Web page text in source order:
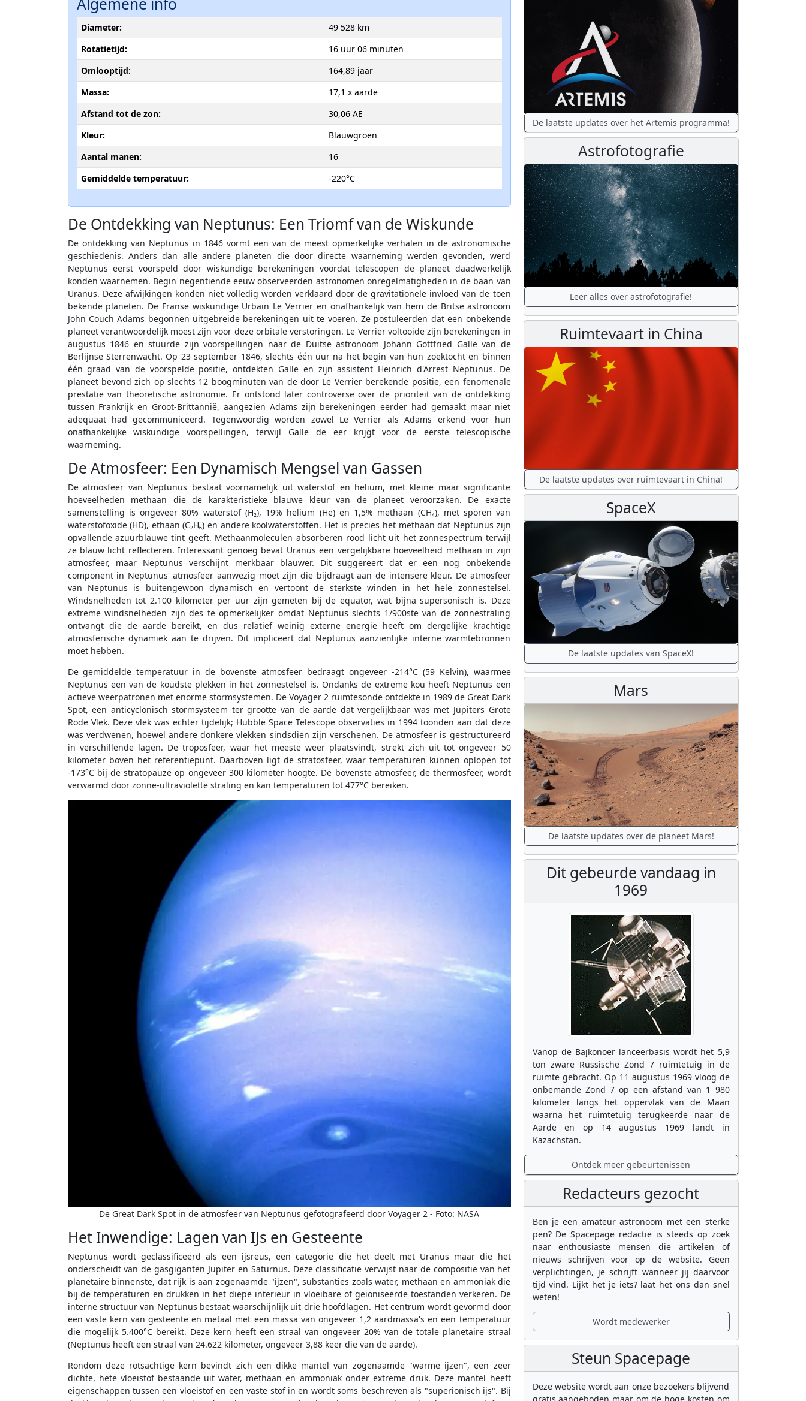
Algemene info
Diameter:
49 528 km
Rotatietijd:
16 uur 06 minuten
Omlooptijd:
164,89 jaar
Massa:
17,1 x aarde
Afstand tot de zon:
30,06 AE
Kleur:
Blauwgroen
Aantal manen:
16
Gemiddelde temperatuur:
-220°C
De Ontdekking van Neptunus: Een Triomf van de Wiskunde
De ontdekking van Neptunus in 1846 vormt een van de meest opmerkelijke verhalen in de astronomische
geschiedenis. Anders dan alle andere planeten die door directe waarneming werden gevonden, werd
Neptunus eerst voorspeld door wiskundige berekeningen voordat telescopen de planeet daadwerkelijk
konden waarnemen. Begin negentiende eeuw observeerden astronomen onregelmatigheden in de baan van
Uranus. Deze afwijkingen konden niet volledig worden verklaard door de gravitationele invloed van de toen
bekende planeten. De Franse wiskundige Urbain Le Verrier en onafhankelijk van hem de Britse astronoom
John Couch Adams begonnen uitgebreide berekeningen uit te voeren. Ze postuleerden dat een onbekende
planeet verantwoordelijk moest zijn voor deze orbitale verstoringen. Le Verrier voltooide zijn berekeningen in
augustus 1846 en stuurde zijn voorspellingen naar de Duitse astronoom Johann Gottfried Galle van de
Berlijnse Sterrenwacht. Op 23 september 1846, slechts één uur na het begin van hun zoektocht en binnen
één graad van de voorspelde positie, ontdekten Galle en zijn assistent Heinrich d'Arrest Neptunus. De
planeet bevond zich op slechts 12 boogminuten van de door Le Verrier berekende positie, een fenomenale
prestatie van theoretische astronomie. Er ontstond later controverse over de prioriteit van de ontdekking
tussen Frankrijk en Groot-Brittannië, aangezien Adams zijn berekeningen eerder had gemaakt maar niet
adequaat had gecommuniceerd. Tegenwoordig worden zowel Le Verrier als Adams erkend voor hun
onafhankelijke wiskundige voorspellingen, terwijl Galle de eer krijgt voor de eerste telescopische
waarneming.
De Atmosfeer: Een Dynamisch Mengsel van Gassen
De atmosfeer van Neptunus bestaat voornamelijk uit waterstof en helium, met kleine maar significante
hoeveelheden methaan die de karakteristieke blauwe kleur van de planeet veroorzaken. De exacte
samenstelling is ongeveer 80% waterstof (H₂), 19% helium (He) en 1,5% methaan (CH₄), met sporen van
waterstofoxide (HD), ethaan (C₂H₆) en andere koolwaterstoffen. Het is precies het methaan dat Neptunus zijn
opvallende azuurblauwe tint geeft. Methaanmoleculen absorberen rood licht uit het zonnespectrum terwijl
ze blauw licht reflecteren. Interessant genoeg bevat Uranus een vergelijkbare hoeveelheid methaan in zijn
atmosfeer, maar Neptunus verschijnt merkbaar blauwer. Dit suggereert dat er een nog onbekende
component in Neptunus' atmosfeer aanwezig moet zijn die bijdraagt aan de intensere kleur. De atmosfeer
van Neptunus is buitengewoon dynamisch en vertoont de sterkste winden in het hele zonnestelsel.
Windsnelheden tot 2.100 kilometer per uur zijn gemeten bij de equator, wat bijna supersonisch is. Deze
extreme windsnelheden zijn des te opmerkelijker omdat Neptunus slechts 1/900ste van de zonnestraling
ontvangt die de aarde bereikt, en dus relatief weinig externe energie heeft om dergelijke krachtige
atmosferische dynamiek aan te drijven. Dit impliceert dat Neptunus aanzienlijke interne warmtebronnen
moet hebben.
De gemiddelde temperatuur in de bovenste atmosfeer bedraagt ongeveer -214°C (59 Kelvin), waarmee
Neptunus een van de koudste plekken in het zonnestelsel is. Ondanks de extreme kou heeft Neptunus een
actieve weerpatronen met enorme stormsystemen. De Voyager 2 ruimtesonde ontdekte in 1989 de Great Dark
Spot, een anticyclonisch stormsysteem ter grootte van de aarde dat vergelijkbaar was met Jupiters Grote
Rode Vlek. Deze vlek was echter tijdelijk; Hubble Space Telescope observaties in 1994 toonden aan dat deze
was verdwenen, hoewel andere donkere vlekken sindsdien zijn verschenen. De atmosfeer is gestructureerd
in verschillende lagen. De troposfeer, waar het meeste weer plaatsvindt, strekt zich uit tot ongeveer 50
kilometer boven het referentiepunt. Daarboven ligt de stratosfeer, waar temperaturen kunnen oplopen tot
-173°C bij de stratopauze op ongeveer 300 kilometer hoogte. De bovenste atmosfeer, de thermosfeer, wordt
verwarmd door zonne-ultraviolette straling en kan temperaturen tot 477°C bereiken.
De Great Dark Spot in de atmosfeer van Neptunus gefotografeerd door Voyager 2 - Foto: NASA
Het Inwendige: Lagen van IJs en Gesteente
Neptunus wordt geclassificeerd als een ijsreus, een categorie die het deelt met Uranus maar die het
onderscheidt van de gasgiganten Jupiter en Saturnus. Deze classificatie verwijst naar de compositie van het
planetaire binnenste, dat rijk is aan zogenaamde "ijzen", substanties zoals water, methaan en ammoniak die
bij de temperaturen en drukken in het diepe interieur in vloeibare of geïoniseerde toestanden verkeren. De
interne structuur van Neptunus bestaat waarschijnlijk uit drie hoofdlagen. Het centrum wordt gevormd door
een vaste kern van gesteente en metaal met een massa van ongeveer 1,2 aardmassa's en een temperatuur
die mogelijk 5.400°C bereikt. Deze kern heeft een straal van ongeveer 20% van de totale planetaire straal
(Neptunus heeft een straal van 24.622 kilometer, ongeveer 3,88 keer die van de aarde).
Rondom deze rotsachtige kern bevindt zich een dikke mantel van zogenaamde "warme ijzen", een zeer
dichte, hete vloeistof bestaande uit water, methaan en ammoniak onder extreme druk. Deze mantel heeft
eigenschappen tussen een vloeistof en een vaste stof in en wordt soms beschreven als "superionisch ijs". Bij
De laatste updates over het Artemis programma!
Astrofotografie
Leer alles over astrofotografie!
Ruimtevaart in China
De laatste updates over ruimtevaart in China!
SpaceX
De laatste updates van SpaceX!
Mars
De laatste updates over de planeet Mars!
Dit gebeurde vandaag in
1969
Vanop de Bajkonoer lanceerbasis wordt het 5,9
ton zware Russische Zond 7 ruimtetuig in de
ruimte gebracht. Op 11 augustus 1969 vloog de
onbemande Zond 7 op een afstand van 1 980
kilometer langs het oppervlak van de Maan
waarna het ruimtetuig terugkeerde naar de
Aarde en op 14 augustus 1969 landt in
Kazachstan.
Ontdek meer gebeurtenissen
Redacteurs gezocht
Ben je een amateur astronoom met een sterke
pen? De Spacepage redactie is steeds op zoek
naar enthousiaste mensen die artikelen of
nieuws schrijven voor op de website. Geen
verplichtingen, je schrijft wanneer jij daarvoor
tijd vind. Lijkt het je iets? laat het ons dan snel
weten!
Wordt medewerker
Steun Spacepage
Deze website wordt aan onze bezoekers blijvend